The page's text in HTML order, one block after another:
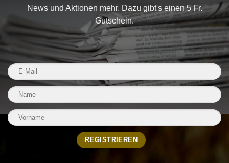
News und Aktionen mehr. Dazu gibt's einen 5 Fr.
Gutschein.